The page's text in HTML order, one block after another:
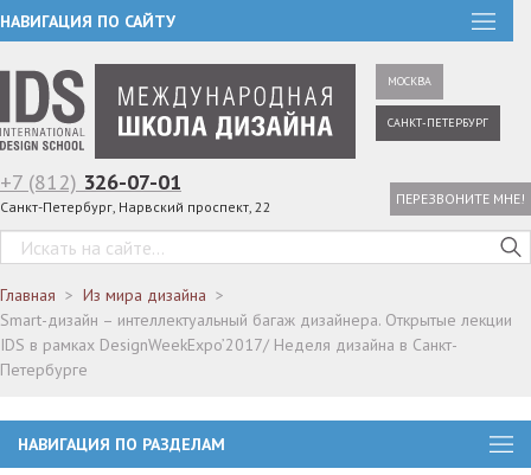
НАВИГАЦИЯ ПО САЙТУ
МОСКВА
САНКТ-ПЕТЕРБУРГ
+7 (812) 326-07-01
Санкт-Петербург, Нарвский проспект, 22 ПЕРЕЗВОНИТЕ МНЕ!
Главная
Из мира дизайна
Smart-дизайн – интеллектуальный багаж дизайнера. Открытые лекции
IDS в рамках DesignWeekExpo’2017/ Неделя дизайна в Санкт-
Петербурге
НАВИГАЦИЯ ПО РАЗДЕЛАМ